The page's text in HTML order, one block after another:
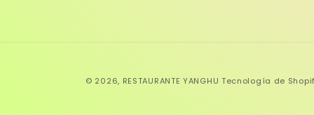
© 2026, RESTAURANTE YANGHU Tecnología de